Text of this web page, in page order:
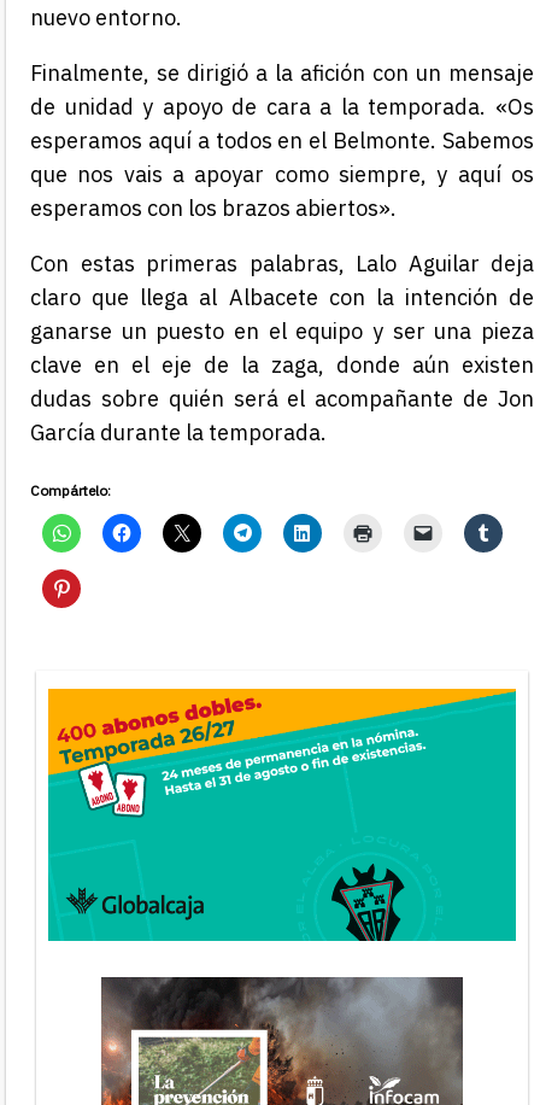
nuevo entorno.
Finalmente, se dirigió a la afición con un mensaje
de unidad y apoyo de cara a la temporada. «Os
esperamos aquí a todos en el Belmonte. Sabemos
que nos vais a apoyar como siempre, y aquí os
esperamos con los brazos abiertos».
Con estas primeras palabras, Lalo Aguilar deja
claro que llega al Albacete con la intención de
ganarse un puesto en el equipo y ser una pieza
clave en el eje de la zaga, donde aún existen
dudas sobre quién será el acompañante de Jon
García durante la temporada.
Compártelo: